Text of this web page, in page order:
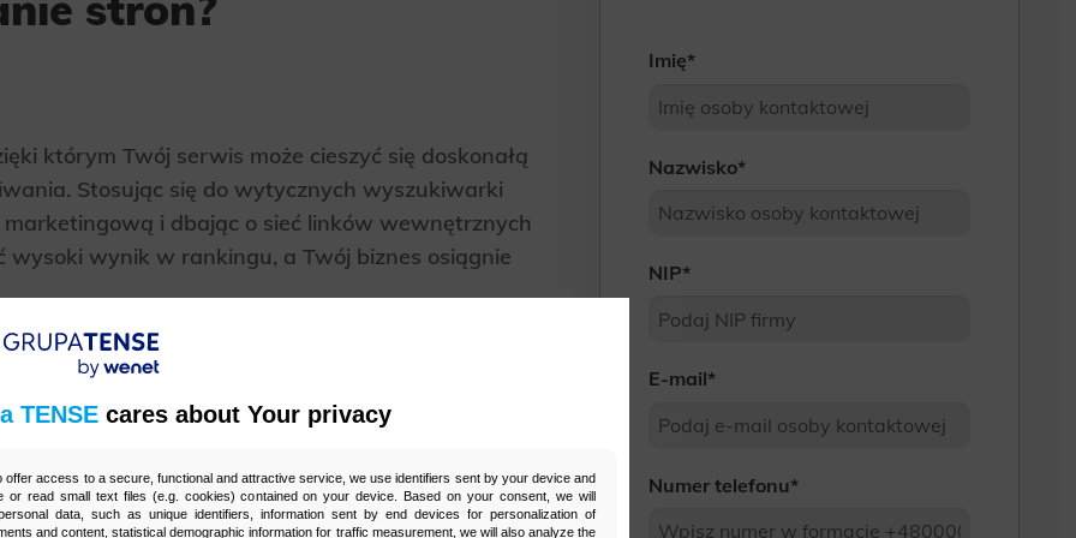
TENSE cares about Your privacy
offer access to a secure, functional and attractive service, we use identifiers sent by your device and
or read small text files (e.g. cookies) contained on your device. Based on your consent, we will
data, such as unique identifiers, information sent by end devices for personalization of
and content, statistical demographic information for traffic measurement, we will also analyze the
którym Twój serwis może cieszyć się doskonałą
Stosując się do wytycznych wyszukiwarki
i dbając o sieć linków wewnętrznych
wynik w rankingu, a Twój biznes osiągnie
Google?
Imię*
Nazwisko*
NIP*
E-mail*
Numer telefonu*